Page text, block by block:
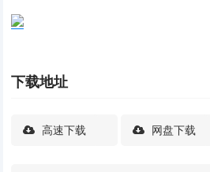
下载地址
高速下载 网盘下载